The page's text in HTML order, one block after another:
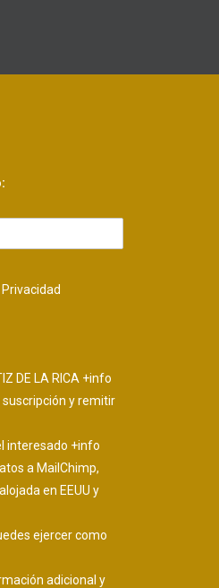
DE LA RICA +info
suscripción y remitir
interesado +info
a MailChimp,
en EEUU y
ejercer como
adicional y